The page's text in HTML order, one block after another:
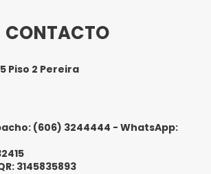
CONTACTO
Piso 2 Pereira
(606) 3244444 - WhatsApp:
3145835893